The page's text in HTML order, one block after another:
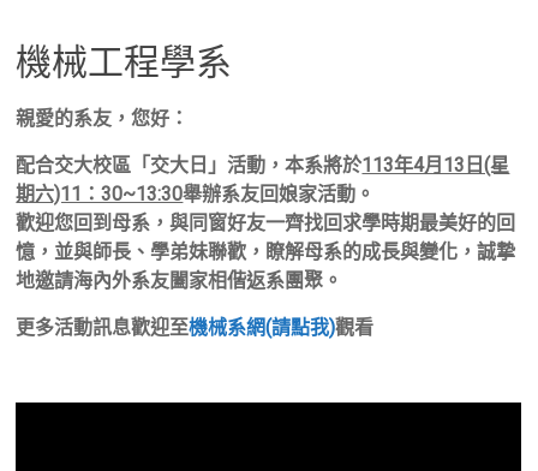
機械工程學系
親愛的系友，您好：
配合交大校區「交大日」活動，本系將於113年4月13日(星
期六)11：30~13:30舉辦系友回娘家活動。
歡迎您回到母系，與同窗好友一齊找回求學時期最美好的回
憶，並與師長、學弟妹聯歡，瞭解母系的成長與變化，誠摯
地邀請海內外系友闔家相偕返系團聚。
更多活動訊息歡迎至機械系網(請點我)觀看